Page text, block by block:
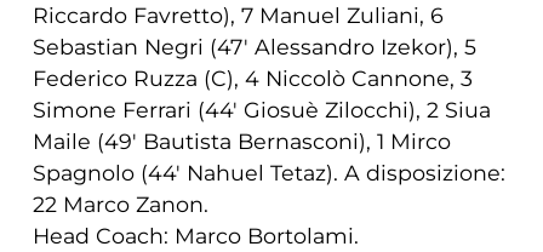
Riccardo Favretto), 7 Manuel Zuliani, 6
Sebastian Negri (47′ Alessandro Izekor), 5
Federico Ruzza (C), 4 Niccolò Cannone, 3
Simone Ferrari (44′ Giosuè Zilocchi), 2 Siua
Maile (49′ Bautista Bernasconi), 1 Mirco
Spagnolo (44′ Nahuel Tetaz). A disposizione:
22 Marco Zanon.
Head Coach: Marco Bortolami.